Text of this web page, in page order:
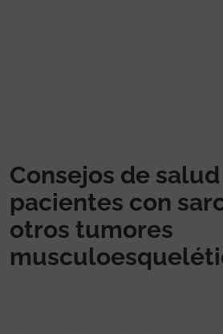
Consejos de
pacientes con
otros tumores